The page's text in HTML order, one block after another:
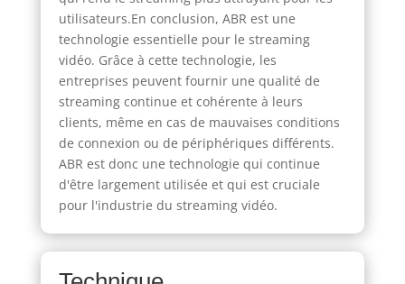
utilisateurs.En conclusion, ABR est une
technologie essentielle pour le streaming
vidéo. Grâce à cette technologie, les
entreprises peuvent fournir une qualité de
streaming continue et cohérente à leurs
clients, même en cas de mauvaises conditions
de connexion ou de périphériques différents.
ABR est donc une technologie qui continue
d'être largement utilisée et qui est cruciale
pour l'industrie du streaming vidéo.